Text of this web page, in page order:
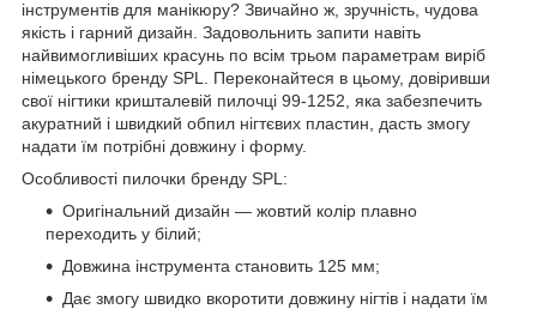
інструментів для манікюру? Звичайно ж, зручність, чудова
якість і гарний дизайн. Задовольнить запити навіть
найвимогливіших красунь по всім трьом параметрам виріб
німецького бренду SPL. Переконайтеся в цьому, довіривши
свої нігтики кришталевій пилочці 99-1252, яка забезпечить
акуратний і швидкий обпил нігтєвих пластин, дасть змогу
надати їм потрібні довжину і форму.
Особливості пилочки бренду SPL:
Оригінальний дизайн — жовтий колір плавно
переходить у білий;
Довжина інструмента становить 125 мм;
Дає змогу швидко вкоротити довжину нігтів і надати їм